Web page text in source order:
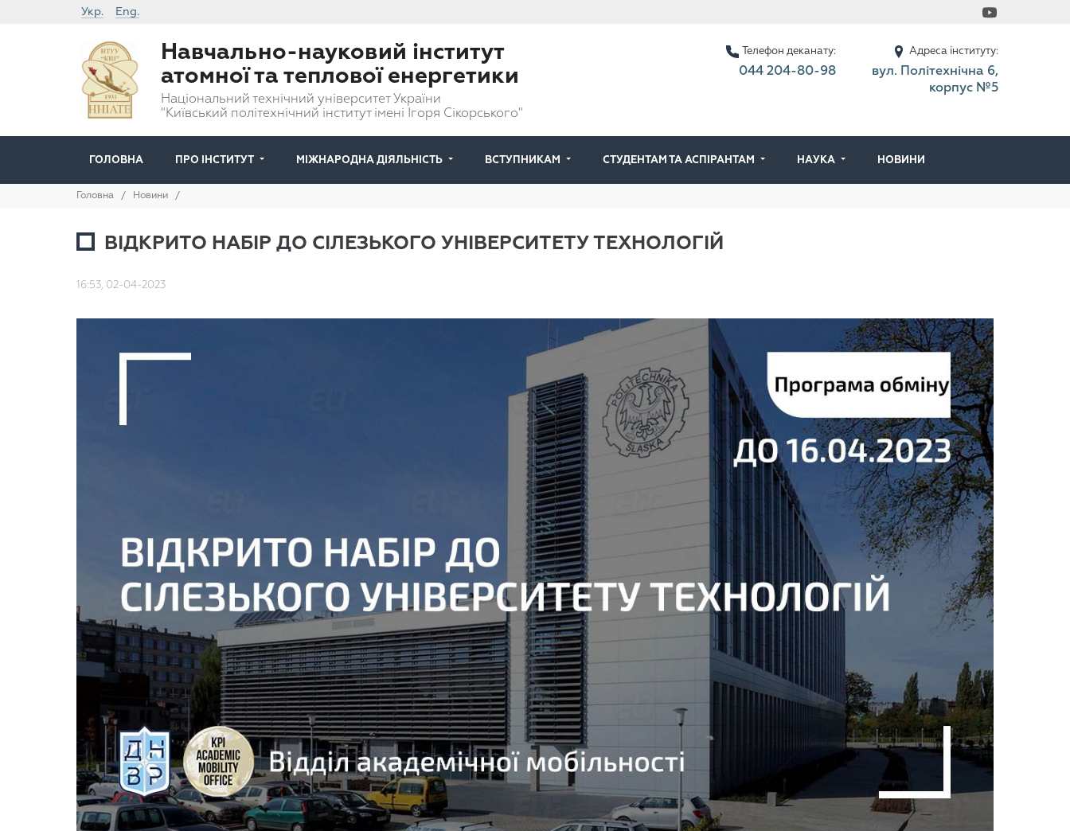
Укр. Eng.
Навчально-науковий інститут
атомної та теплової енергетики
Національний технічний університет України
"Київський політехнічний інститут імені Ігоря Сікорського"
Телефон деканату:
044 204-80-98
Адреса інституту:
вул. Політехнічна 6,
корпус №5
ГОЛОВНА ПРО ІНСТИТУТ МІЖНАРОДНА ДІЯЛЬНІСТЬ ВСТУПНИКАМ СТУДЕНТАМ ТА АСПІРАНТАМ НАУКА НОВИНИ
Головна / Новини /
ВІДКРИТО НАБІР ДО СІЛЕЗЬКОГО УНІВЕРСИТЕТУ ТЕХНОЛОГІЙ
16:53, 02-04-2023